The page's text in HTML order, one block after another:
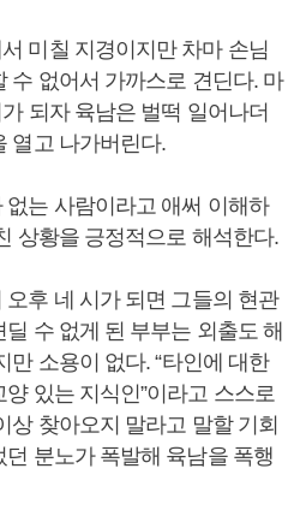
미칠 지경이지만 차마 손님
수 없어서 가까스로 견딘다. 마
되자 육남은 벌떡 일어나더
열고 나가버린다.
는 사람이라고 애써 이해하
상황을 긍정적으로 해석한다.
후 네 시가 되면 그들의 현관
수 없게 된 부부는 외출도 해
만 소용이 없다. “타인에 대한
있는 지식인”이라고 스스로
상 찾아오지 말라고 말할 기회
분노가 폭발해 육남을 폭행